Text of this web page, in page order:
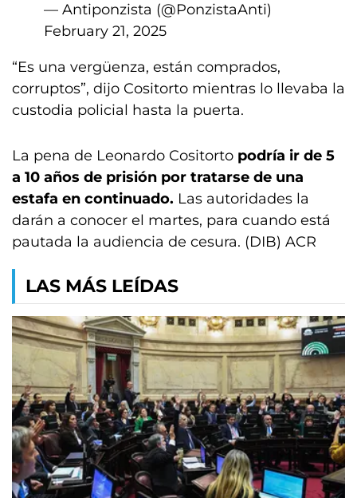
— Antiponzista (@PonzistaAnti)
February 21, 2025
“Es una vergüenza, están comprados,
corruptos”, dijo Cositorto mientras lo llevaba la
custodia policial hasta la puerta.
La pena de Leonardo Cositorto podría ir de 5
a 10 años de prisión por tratarse de una
estafa en continuado. Las autoridades la
darán a conocer el martes, para cuando está
pautada la audiencia de cesura. (DIB) ACR
LAS MÁS LEÍDAS